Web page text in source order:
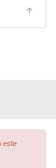
este